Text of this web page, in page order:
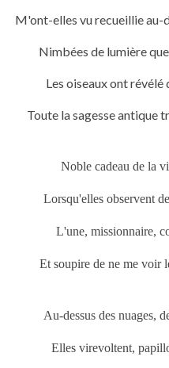
M'ont-elles vu recueillie au-
Nimbées de lumière que
Les oiseaux ont révélé
Toute la sagesse antique
Noble cadeau de la
Lorsqu'elles observent
L'une, missionnaire,
Et soupire de ne me voir
Au-dessus des nuages,
Elles virevoltent,